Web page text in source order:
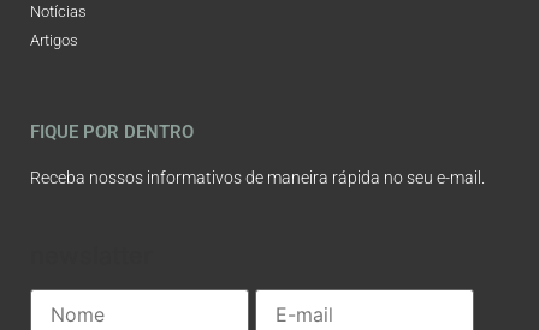
Notícias
Artigos
FIQUE POR DENTRO
Receba nossos informativos de maneira rápida no seu e-mail.